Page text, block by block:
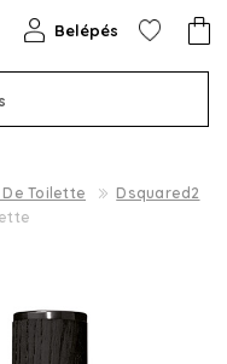
Belépés
De Toilette
Dsquared2